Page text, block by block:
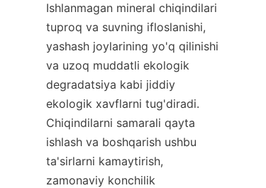
Ishlanmagan mineral chiqindilari
tuproq va suvning ifloslanishi,
yashash joylarining yo'q qilinishi
va uzoq muddatli ekologik
degradatsiya kabi jiddiy
ekologik xavflarni tug'diradi.
Chiqindilarni samarali qayta
ishlash va boshqarish ushbu
ta'sirlarni kamaytirish,
zamonaviy konchilik